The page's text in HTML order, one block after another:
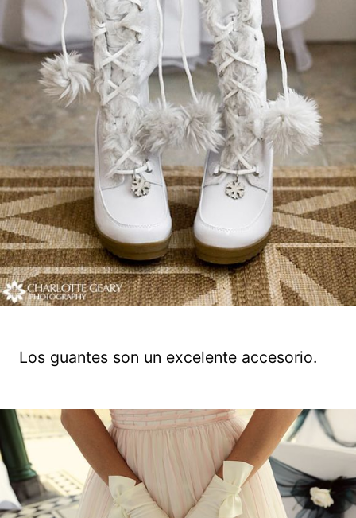
Los guantes son un excelente accesorio.